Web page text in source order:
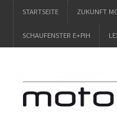
STARTSEITE ZUKUNFT
SCHAUFENSTER E+PIH